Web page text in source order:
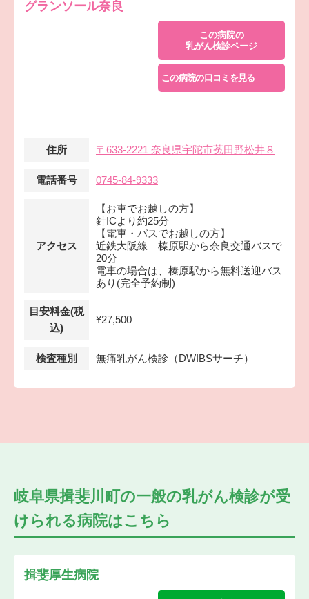
グランソール奈良
この病院の
乳がん検診ページ
この病院の口コミを見る
住所 〒633-2221 奈良県宇陀市菟田野松井８
電話番号 0745-84-9333
アクセス
【お車でお越しの方】
針ICより約25分
【電車・バスでお越しの方】
近鉄大阪線 榛原駅から奈良交通バスで
20分
電車の場合は、榛原駅から無料送迎バス
あり(完全予約制)
目安料金(税
込)
¥27,500
検査種別 無痛乳がん検診（DWIBSサーチ）
岐阜県揖斐川町の一般の乳がん検診が受
けられる病院はこちら
揖斐厚生病院